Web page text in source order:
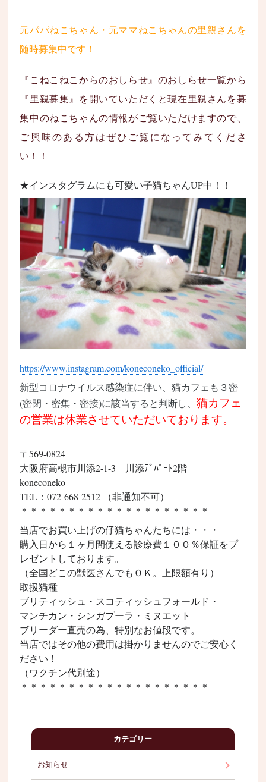
元パパねこちゃん・元ママねこちゃんの里親さんを
随時募集中です！
『こねこねこからのおしらせ』のおしらせ一覧から
『里親募集』を開いていただくと現在里親さんを募
集中のねこちゃんの情報がご覧いただけますので、
ご興味のある方はぜひご覧になってみてくださ
い！！
★インスタグラムにも可愛い子猫ちゃんUP中！！
https://www.instagram.com/koneconeko_official/
新型コロナウイルス感染症に伴い、猫カフェ も３密
(密閉・密集・密接)に該当すると判断し、猫カフェ
の営業は休業させていただいております。
〒569-0824
大阪府高槻市川添2-1-3 川添ﾃﾞﾊﾟｰﾄ2階
koneconeko
TEL：072-668-2512 （非通知不可）
＊＊＊＊＊＊＊＊＊＊＊＊＊＊＊＊＊＊＊＊
当店でお買い上げの仔猫ちゃんたちには・・・
購入日から１ヶ月間使える診療費１００％保証をプ
レゼントしております。
（全国どこの獣医さんでもＯＫ。上限額有り）
取扱猫種
ブリティッシュ・スコティッシュフォールド ・
マンチカン ・シンガプーラ・ミヌエット
ブリーダー直売の為、特別なお値段です。
当店ではその他の費用は掛かりませんのでご安心く
ださい！
（ワクチン代別途）
＊＊＊＊＊＊＊＊＊＊＊＊＊＊＊＊＊＊＊＊
カテゴリー
お知らせ